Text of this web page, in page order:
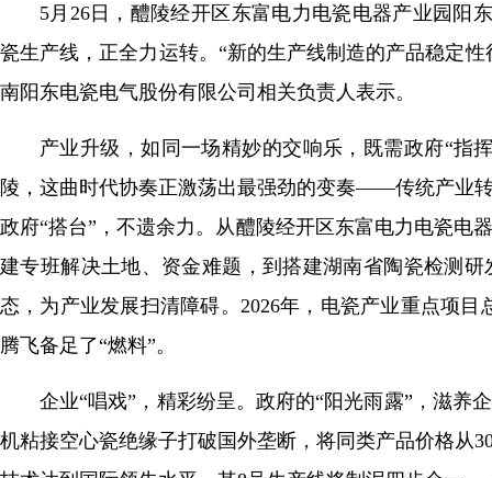
5月26日，醴陵经开区东富电力电瓷电器产业园阳
瓷生产线，正全力运转。“新的生产线制造的产品稳定
南阳东电瓷电气股份有限公司相关负责人表示。
产业升级，如同一场精妙的交响乐，既需政府“指
陵，这曲时代协奏正激荡出最强劲的变奏——传统产业
政府“搭台”，不遗余力。从醴陵经开区东富电力电瓷电
建专班解决土地、资金难题，到搭建湖南省陶瓷检测
态，为产业发展扫清障碍。2026年，电瓷产业重点项
腾飞备足了“燃料”。
企业“唱戏”，精彩纷呈。政府的“阳光雨露”，滋养
机粘接空心瓷绝缘子打破国外垄断，将同类产品价格从